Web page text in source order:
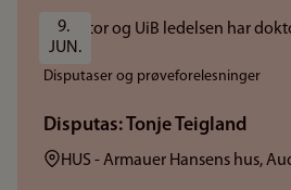
9.
JUN.
Disputaser og prøveforelesninger
Disputas: Tonje Teigland
Sted:HUS - Armauer Hansens hus,